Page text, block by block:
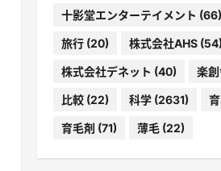
十影堂エンターテイメント (66)
旅行(20) 株式会社AHS(54)
株式会社デネット (40) 楽
比較(22) 科学(2631)
育毛剤 (71) 薄毛(22)